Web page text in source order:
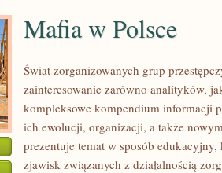
Mafia w Polsce
Świat zorganizowanych grup
zainteresowanie zarówno analityków,
kompleksowe kompendium informacji
ich ewolucji, organizacji, a także
prezentuje temat w sposób
zjawisk związanych z działalnością